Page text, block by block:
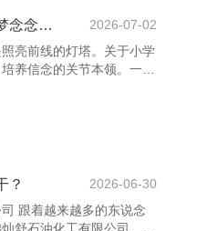
头·明月几时有》以鲁莽
密致笔法描写仙女的闲
小学生励志名言，烽火梦念念之光
2026-07-02
亮前线的灯塔。关于小学
养信念的关节本领。一句
，播种在孩子们的心田，
难事，只消肯攀高。”这是
更好意思好的改日。 “梦
句浅易的话，却蕴含着真
我方的梦念念，可能是成
？
2026-06-30
跟着越来越多的东说念
舒石油化工有限公司、危